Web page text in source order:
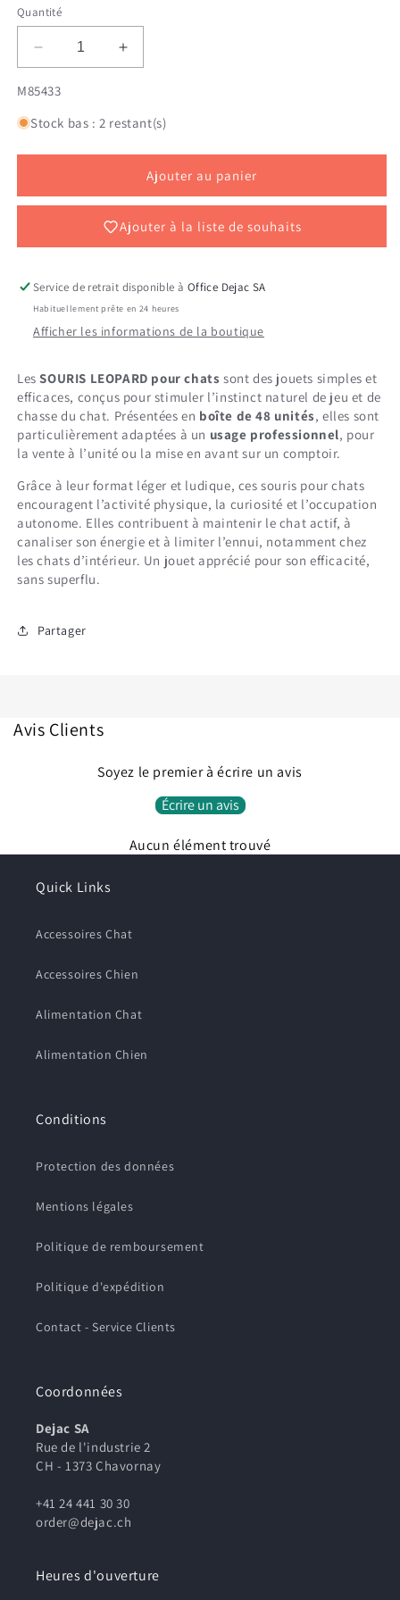
Quantité
Réduire
la
quantité
SOURIS
Augmenter
la
SOURIS
PCS
SKU:
M85433
Stock bas : 2 restant(s)
Ajouter au panier
Ajouter à la liste de souhaits
Service de retrait disponible à Office Dejac SA
Habituellement prête en 24 heures
Afficher les informations de la boutique
LesSOURIS LEOPARD pour chats sont des jouets simples et
efficaces, conçus pour stimuler l’instinct naturel de jeu et de
chasse du chat. Présentées en boîte de 48 unités, elles sont
particulièrement adaptées à un usage professionnel, pour
la vente à l’unité ou la mise en avant sur un comptoir.
Grâce à leur format léger et ludique, ces souris pour chats
encouragent l’activité physique, la curiosité et l’occupation
autonome. Elles contribuent à maintenir le chat actif, à
canaliser son énergie et à limiter l’ennui, notamment chez
les chats d’intérieur. Un jouet apprécié pour son efficacité,
sans superflu.
Partager
Avis Clients
Soyez le premier à écrire un avis
Écrire un avis
Aucun élément trouvé
Quick Links
Accessoires Chat
Accessoires Chien
Alimentation Chat
Alimentation Chien
Conditions
Protection des données
Mentions légales
Politique de remboursement
Politique d'expédition
Contact - Service Clients
Coordonnées
Dejac SA
Rue de l'industrie 2
CH - 1373 Chavornay
+41 24 441 30 30
order@dejac.ch
Heures d'ouverture
Connexion requise
Connectez-vous à votre compte pour ajouter des
articles précédemment enregistrés.